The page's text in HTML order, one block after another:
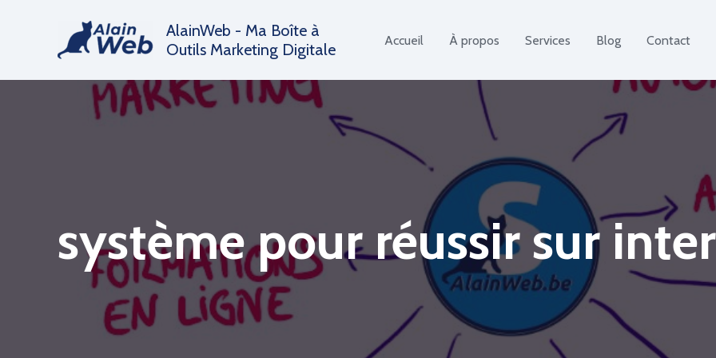
AlainWeb - Ma Boîte à
Outils Marketing Digitale
Accueil À propos Services Blog Contact
système pour réussir sur